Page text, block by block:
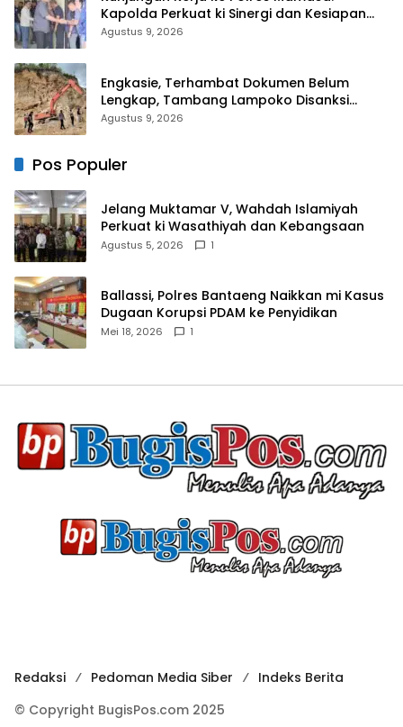
Kapolda Perkuat ki Sinergi dan Kesiapan
Jaga Kamtibmas di Wilayah
Agustus 9, 2026
Engkasie, Terhambat Dokumen Belum
Lengkap, Tambang Lampoko Disanksi
Sementara Untuk Tidak Operasional
Agustus 9, 2026
Pos Populer
Jelang Muktamar V, Wahdah Islamiyah
Perkuat ki Wasathiyah dan Kebangsaan
Agustus 5, 2026 1
Ballassi, Polres Bantaeng Naikkan mi Kasus
Dugaan Korupsi PDAM ke Penyidikan
Mei 18, 2026 1
Redaksi Pedoman Media Siber
Indeks Berita
© Copyright BugisPos.com 2025